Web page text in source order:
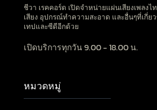
ชีวา เรคคอร์ด เปิดจำหน่ายแผ่นเสียงเพลงไ
เสียง อุปกรณ์ทำความสะอาด และอื่นๆที่เกี่ย
เทปและซีดีอีกด้วย
เปิดบริการทุกวัน 9.00 - 18.00 น.
หมวดหมู่